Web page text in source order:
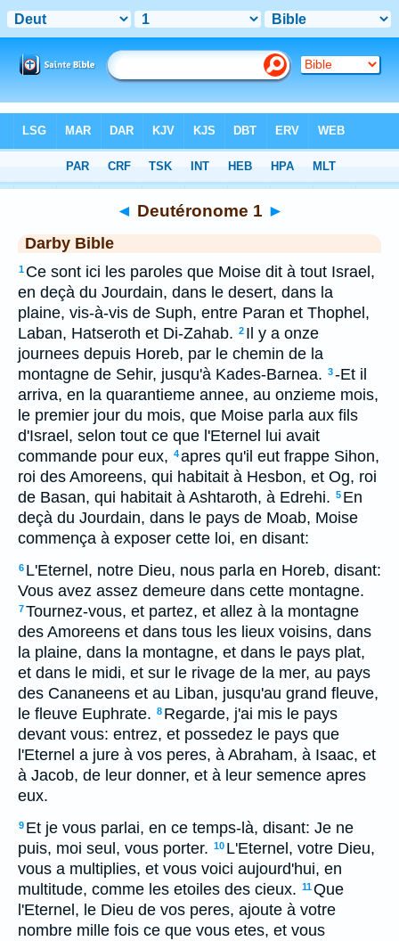
> Deutéronome 1
◄ Deutéronome 1 ►
Darby Bible
1 Ce sont ici les paroles que Moise dit à tout Israel,
en deçà du Jourdain, dans le desert, dans la
plaine, vis-à-vis de Suph, entre Paran et Thophel,
Laban, Hatseroth et Di-Zahab. 2 Il y a onze
journees depuis Horeb, par le chemin de la
montagne de Sehir, jusqu'à Kades-Barnea. 3-Et il
arriva, en la quarantieme annee, au onzieme mois,
le premier jour du mois, que Moise parla aux fils
d'Israel, selon tout ce que l'Eternel lui avait
commande pour eux, 4apres qu'il eut frappe Sihon,
roi des Amoreens, qui habitait à Hesbon, et Og, roi
de Basan, qui habitait à Ashtaroth, à Edrehi. 5 En
deçà du Jourdain, dans le pays de Moab, Moise
commença à exposer cette loi, en disant:
6 L'Eternel, notre Dieu, nous parla en Horeb, disant:
Vous avez assez demeure dans cette montagne.
7Tournez-vous, et partez, et allez à la montagne
des Amoreens et dans tous les lieux voisins, dans
la plaine, dans la montagne, et dans le pays plat,
et dans le midi, et sur le rivage de la mer, au pays
des Cananeens et au Liban, jusqu'au grand fleuve,
le fleuve Euphrate. 8 Regarde, j'ai mis le pays
devant vous: entrez, et possedez le pays que
l'Eternel a jure à vos peres, à Abraham, à Isaac, et
à Jacob, de leur donner, et à leur semence apres
eux.
9 Et je vous parlai, en ce temps-là, disant: Je ne
puis, moi seul, vous porter. 10 L'Eternel, votre Dieu,
vous a multiplies, et vous voici aujourd'hui, en
multitude, comme les etoiles des cieux. 11Que
l'Eternel, le Dieu de vos peres, ajoute à votre
nombre mille fois ce que vous etes, et vous